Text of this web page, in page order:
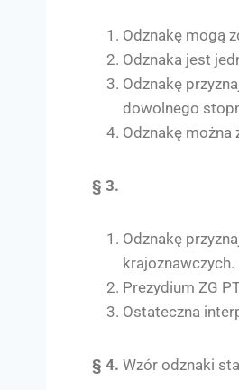
Odznakę mogą
Odznaka jest
Odznakę
dowolnego
Odznakę
§ 3.
Odznakę
krajoznawczych.
Prezydium ZG
Ostateczna
§ 4. Wzór odznaki